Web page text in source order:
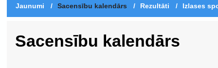
Jaunumi / Sacensību kalendārs / Rezultāti / Izlases
Sacensību kalendārs